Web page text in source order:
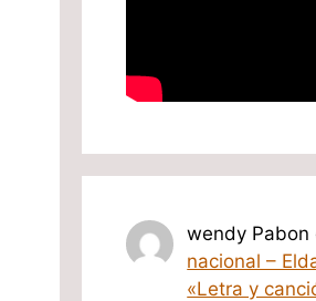
wendy Pabon
nacional –
«Letra y